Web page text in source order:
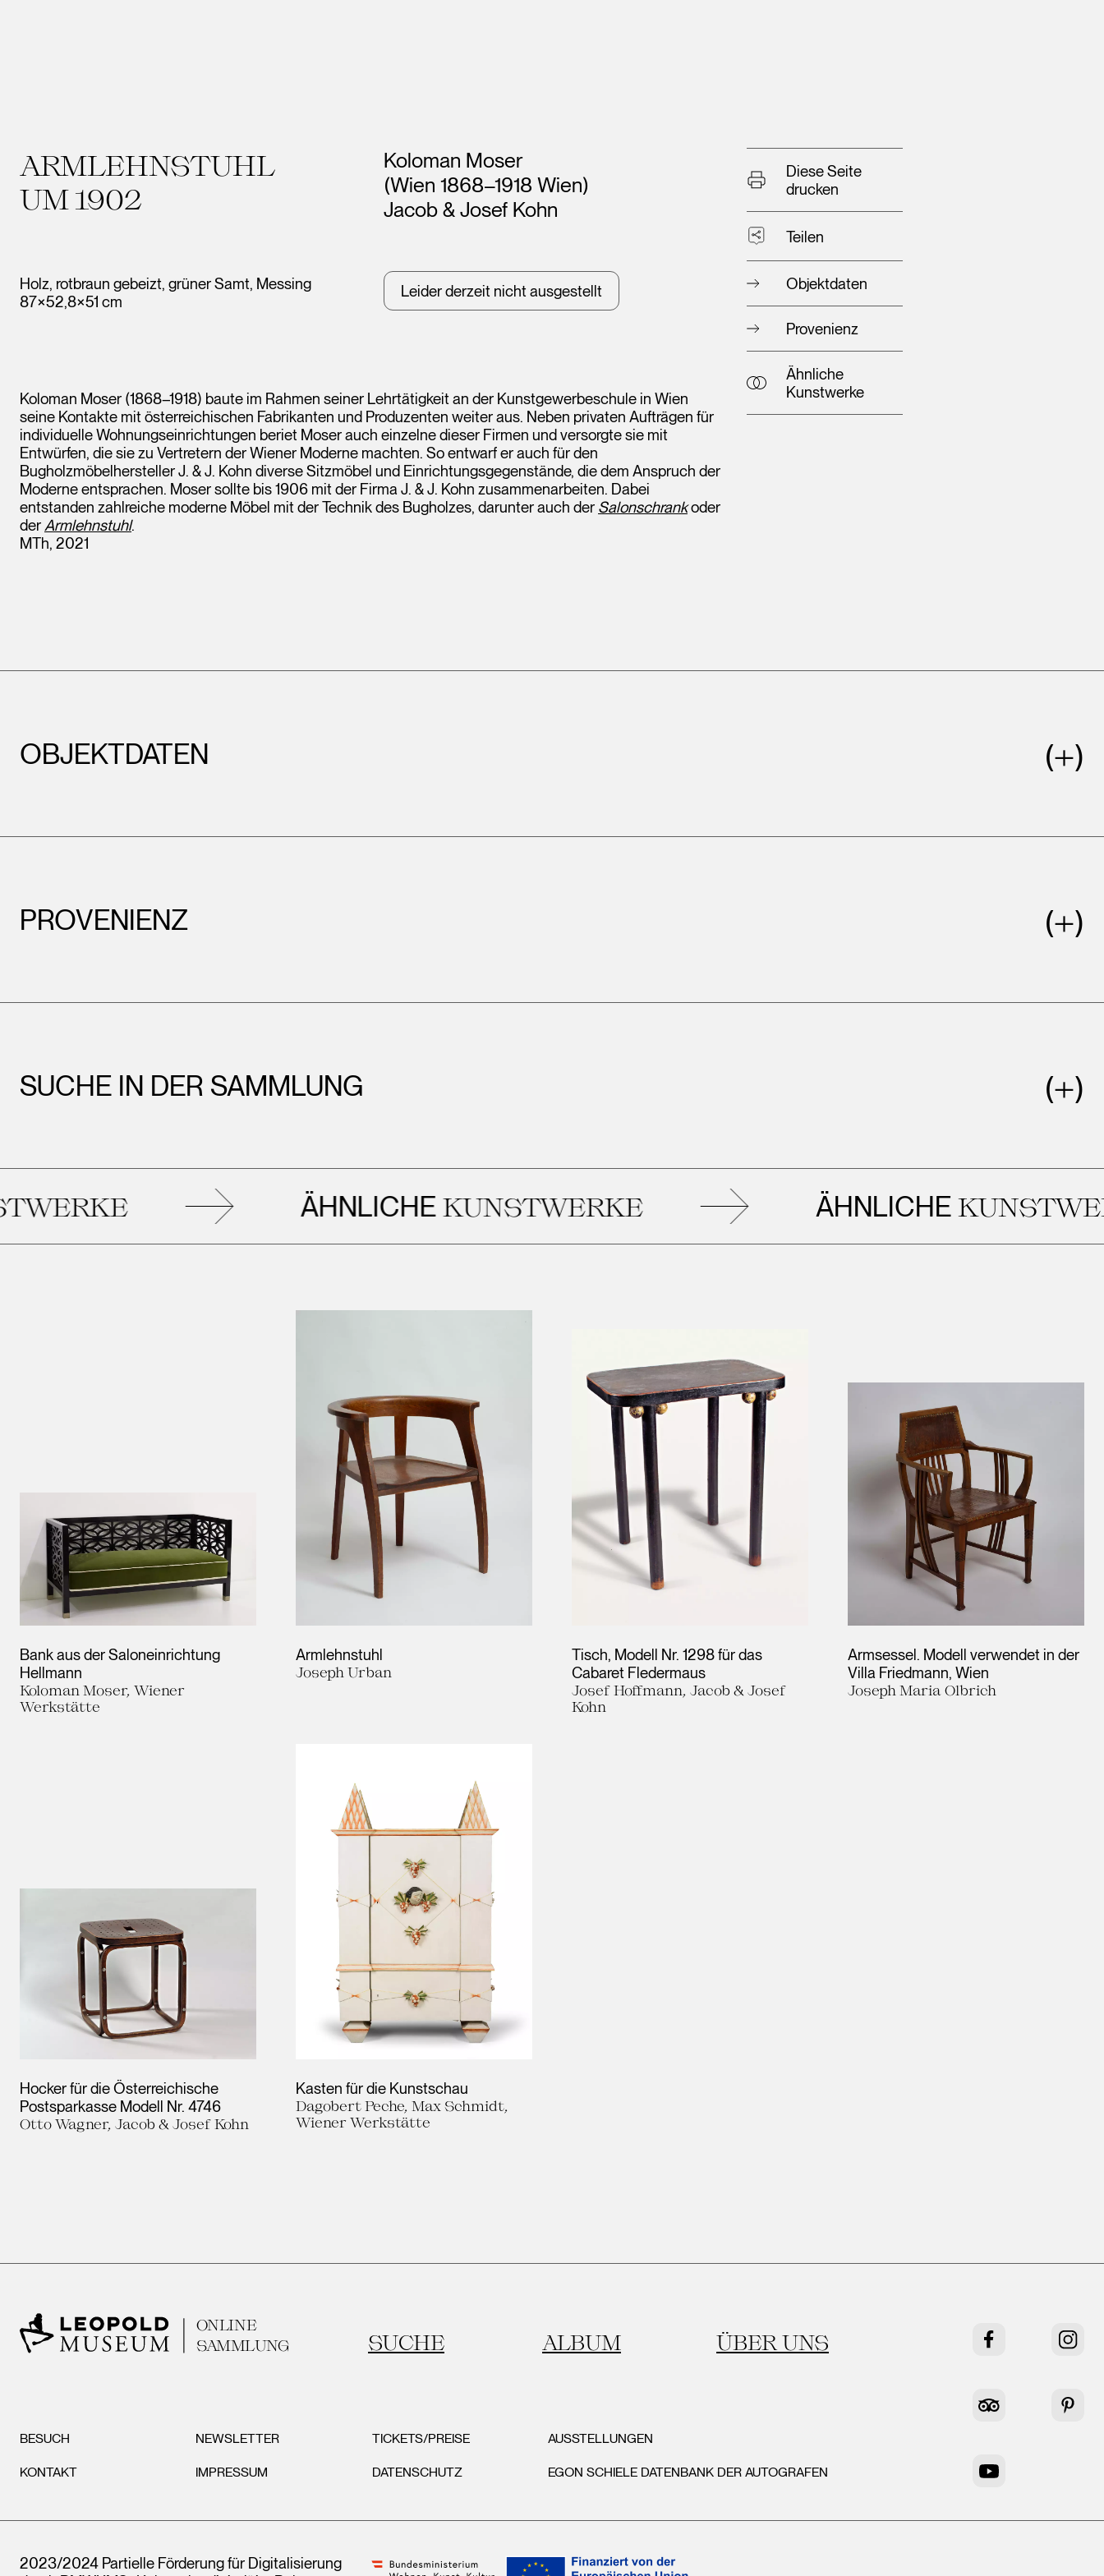
ARMLEHNSTUHL
UM 1902
Holz, rotbraun gebeizt, grüner Samt, Messing
87×52,8×51 cm
Künstler*innen
Koloman Moser
(Wien 1868–1918 Wien)
Jacob & Josef Kohn
Leider derzeit nicht ausgestellt
Diese Seite
drucken
Teilen
Objektdaten
Provenienz
Ähnliche
Kunstwerke
Koloman Moser (1868–1918) baute im Rahmen seiner Lehrtätigkeit an der Kunstgewerbeschule in Wien
seine Kontakte mit österreichischen Fabrikanten und Produzenten weiter aus. Neben privaten Aufträgen für
individuelle Wohnungseinrichtungen beriet Moser auch einzelne dieser Firmen und versorgte sie mit
Entwürfen, die sie zu Vertretern der Wiener Moderne machten. So entwarf er auch für den
Bugholzmöbelhersteller J. & J. Kohn diverse Sitzmöbel und Einrichtungsgegenstände, die dem Anspruch der
Moderne entsprachen. Moser sollte bis 1906 mit der Firma J. & J. Kohn zusammenarbeiten. Dabei
entstanden zahlreiche moderne Möbel mit der Technik des Bugholzes, darunter auch der Salonschrankoder
der Armlehnstuhl.
MTh, 2021
OBJEKTDATEN
PROVENIENZ
SUCHE IN DER SAMMLUNG
ÄHNLICHEKUNSTWERKE ÄHNLICHE
Bank aus der Saloneinrichtung
Hellmann
Koloman Moser, Wiener
Werkstätte
Armlehnstuhl
Joseph Urban
Tisch, Modell Nr. 1298 für das
Cabaret Fledermaus
Josef Hoffmann, Jacob & Josef
Kohn
Armsessel. Modell verwendet in der
Villa Friedmann, Wien
Joseph Maria Olbrich
Hocker für die Österreichische
Postsparkasse Modell Nr. 4746
Otto Wagner, Jacob & Josef Kohn
Kasten für die Kunstschau
Dagobert Peche, Max Schmidt,
Wiener Werkstätte
ONLINE
SAMMLUNG
SUCHE ALBUM ÜBER UNS
BESUCH
KONTAKT
NEWSLETTER
IMPRESSUM
TICKETS/PREISE
DATENSCHUTZ
AUSSTELLUNGEN
EGON SCHIELE DATENBANK DER AUTOGRAFEN
Facebook
Tripadvisor
YouTube
2023/2024 Partielle Förderung für Digitalisierung